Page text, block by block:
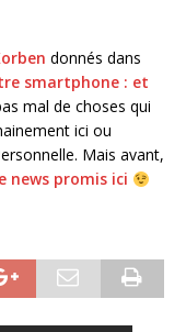
donnés dans
smartphone : et
mal de choses qui
ici ou
Mais avant,
news promis ici